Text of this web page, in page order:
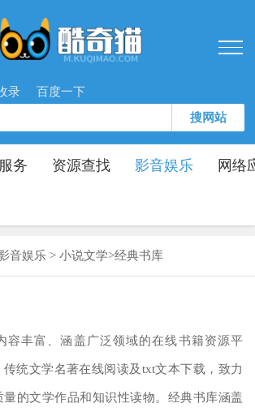
录 百度一下
搜网站
务 资源查找 影音娱乐 网络
音娱乐 > 小说文学>经典书库
容丰富、涵盖广泛领域的在线书籍资源平
统文学名著在线阅读及txt文本下载，致力
的文学作品和知识性读物。经典书库涵盖